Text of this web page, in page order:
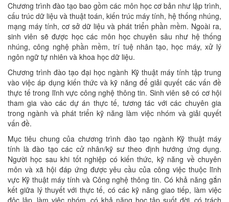
Chương trình đào tạo bao gồm các môn học cơ bản như lập trình,
cấu trúc dữ liệu và thuật toán, kiến trúc máy tính, hệ thống nhúng,
mạng máy tính, cơ sở dữ liệu và phát triển phần mềm. Ngoài ra,
sinh viên sẽ được học các môn học chuyên sâu như hệ thống
nhúng, công nghệ phần mềm, trí tuệ nhân tạo, học máy, xử lý
ngôn ngữ tự nhiên và khoa học dữ liệu.
Chương trình đào tạo đại học ngành Kỹ thuật máy tính tập trung
vào việc áp dụng kiến thức và kỹ năng để giải quyết các vấn đề
thực tế trong lĩnh vực công nghệ thông tin. Sinh viên sẽ có cơ hội
tham gia vào các dự án thực tế, tương tác với các chuyên gia
trong ngành và phát triển kỹ năng làm việc nhóm và giải quyết
vấn đề.
Mục tiêu chung của chương trình đào tạo ngành Kỹ thuật máy
tính là đào tạo các cử nhân/kỹ sư theo định hướng ứng dụng.
Người học sau khi tốt nghiệp có kiến thức, kỹ năng về chuyên
môn và xã hội đáp ứng được yêu cầu của công việc thuộc lĩnh
vực Kỹ thuật máy tính và Công nghệ thông tin. Có khả năng gắn
kết giữa lý thuyết với thực tế, có các kỹ năng giao tiếp, làm việc
độc lập, làm việc nhóm, có khả năng học tập suốt đời, có trách